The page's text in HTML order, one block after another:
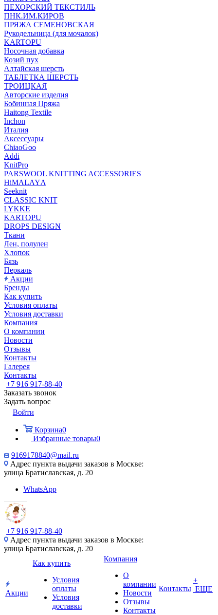
ПЕХОРСКИЙ ТЕКСТИЛЬ
ПНК.ИМ.КИРОВ
ПРЯЖА СЕМЕНОВСКАЯ
Рукодельница (для мочалок)
KARTOPU
Носочная добавка
Козий пух
Алтайская шерсть
ТАБЛЕTКА ШЕРСТЬ
ТРОИЦКАЯ
Авторские изделия
Бобинная Пряжа
Haitong Textilе
Inchon
Италия
Аксессуары
ChiaoGoo
Addi
KnitPro
PARSWOOL KNITTING ACCESSORIES
HiMALAYА
Seeknit
CLASSIC KNIT
LYKKE
KАRTOPU
DROPS DЕSIGN
Ткани
Лен, полулен
Хлопок
Бязь
Перкаль
Акции
Бренды
Как купить
Условия оплаты
Условия доставки
Компания
О компании
Новости
Отзывы
Контакты
Галерея
Контакты
+7 916 917-88-40
Заказать звонок
Задать вопрос
Войти
Корзина0
Избранные товары0
9169178840@mail.ru
Адрес пункта выдачи заказов в Москве:
улица Братиславская, д. 20
WhatsApp
+7 916 917-88-40
Адрес пункта выдачи заказов в Москве:
улица Братиславская, д. 20
Акции
Как купить
Условия
оплаты
Условия
доставки
Компания
О
компании
Новости
Отзывы
Контакты
Контакты
+
ЕЩЕ